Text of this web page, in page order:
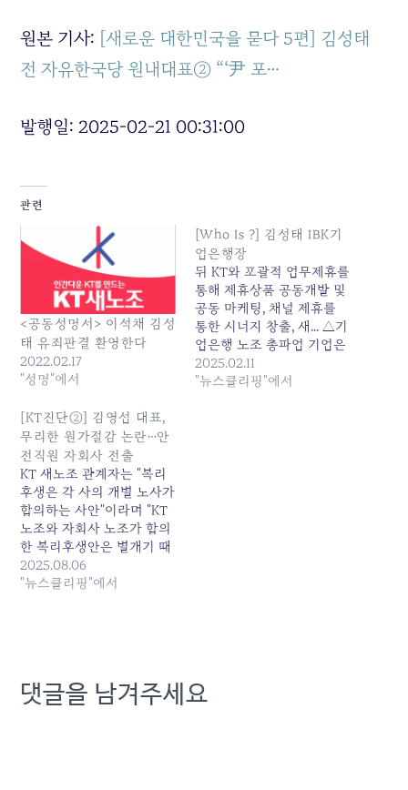
원본 기사: [새로운 대한민국을 묻다 5편] 김성태
전 자유한국당 원내대표② “‘尹 포…
발행일: 2025-02-21 00:31:00
관련
<공동성명서> 이석채 김성
태 유죄판결 환영한다
2022.02.17
"성명"에서
[Who Is ?] 김성태 IBK기
업은행장
뒤 KT와 포괄적 업무제휴를
통해 제휴상품 공동개발 및
공동 마케팅, 채널 제휴를
통한 시너지 창출, 새... △기
업은행 노조 총파업 기업은
행 노동조합이 차별 임금 철
폐와 체불 임금 지급을 이유
2025.02.11
"뉴스클리핑"에서
[KT진단②] 김영섭 대표,
무리한 원가절감 논란…안
전직원 자회사 전출
KT 새노조 관계자는 "복리
후생은 각 사의 개별 노사가
합의하는 사안"이라며 "KT
노조와 자회사 노조가 합의
한 복리후생안은 별개기 때
문에 차이가 날 수밖에 없
다"고 지적했다. 인사·고가
06:02:00
2025.08.06
"뉴스클리핑"에서
댓글을 남겨주세요